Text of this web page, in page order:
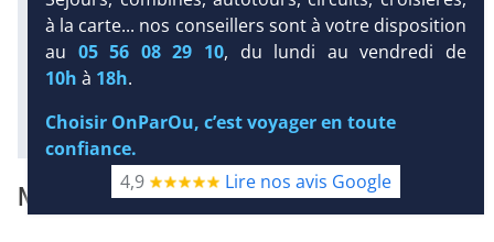
DEMANDE
D’INFORMATIONS
< 100 m
5 km
Équipement :
24
Tx
Diaporama
NOTRE AVIS
à la carte... nos conseillers sont à votre disposition
au 05 56 08 29 10, du lundi au vendredi de
10h à 18h.
Choisir OnParOu, c’est voyager en toute
confiance.
4,9
Lire nos avis Google